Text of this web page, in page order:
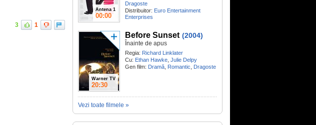
3 1
Antena 1
00:00
Dragoste
Distribuitor: Euro Entertainment
Enterprises
Warner TV
20:30
Before Sunset (2004)
Înainte de apus
Regia: Richard Linklater
Cu: Ethan Hawke Julie Delpy
Gen film: Dramă Romantic Dragoste
Vezi toate filmele »